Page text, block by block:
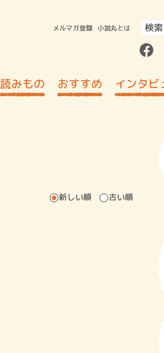
メルマガ登録 小説丸とは
読みもの おすすめ インタビ
新しい順 古い順